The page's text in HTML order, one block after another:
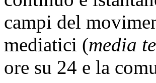
campi del
mediatici (media
ore su 24 e la